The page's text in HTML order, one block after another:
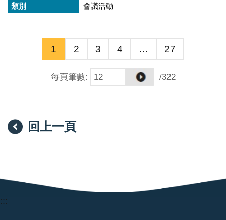
會議活動
1 2 3 4 … 27
每頁筆數: /322
回上一頁
:::